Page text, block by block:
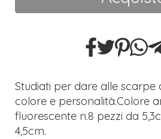
Studiati per dare alle scarpe
colore e personalità.Colore
fluorescente n.8 pezzi da
4,5cm.